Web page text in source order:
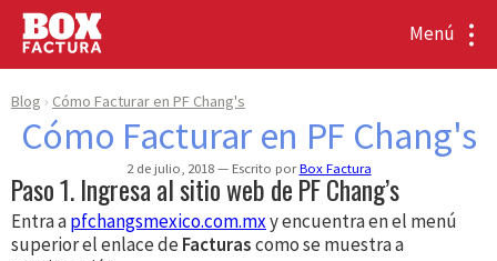
Menú
Blog Cómo Facturar en PF Chang's
Cómo Facturar en PF Chang's
2 de julio, 2018 Escrito porBox Factura
Paso 1. Ingresa al sitio web de PF Chang’s
Entra apfchangsmexico.com.mxy encuentra en el menú
superior el enlace deFacturascomo se muestra a